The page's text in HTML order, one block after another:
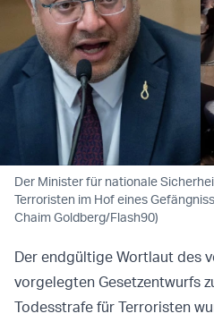
Der Minister für nationale
Terroristen im Hof eines
Chaim Goldberg/Flash90)
Der endgültige Wortlaut des
vorgelegten Gesetzentwurfs
Todesstrafe für Terroristen